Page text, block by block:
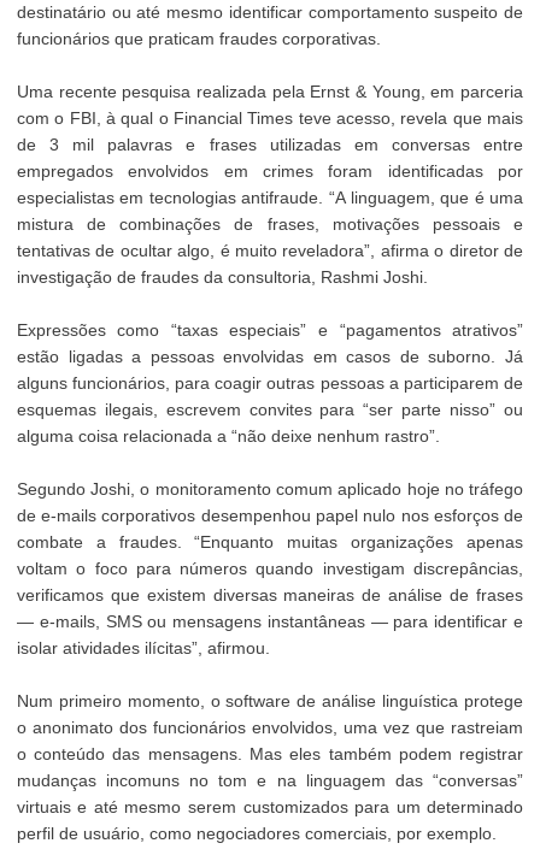
destinatário ou até mesmo identificar comportamento suspeito de
funcionários que praticam fraudes corporativas.
Uma recente pesquisa realizada pela Ernst & Young, em parceria
com o FBI, à qual o Financial Times teve acesso, revela que mais
de 3 mil palavras e frases utilizadas em conversas entre
empregados envolvidos em crimes foram identificadas por
especialistas em tecnologias antifraude. “A linguagem, que é uma
mistura de combinações de frases, motivações pessoais e
tentativas de ocultar algo, é muito reveladora”, afirma o diretor de
investigação de fraudes da consultoria, Rashmi Joshi.
Expressões como “taxas especiais” e “pagamentos atrativos”
estão ligadas a pessoas envolvidas em casos de suborno. Já
alguns funcionários, para coagir outras pessoas a participarem de
esquemas ilegais, escrevem convites para “ser parte nisso” ou
alguma coisa relacionada a “não deixe nenhum rastro”.
Segundo Joshi, o monitoramento comum aplicado hoje no tráfego
de e-mails corporativos desempenhou papel nulo nos esforços de
combate a fraudes. “Enquanto muitas organizações apenas
voltam o foco para números quando investigam discrepâncias,
verificamos que existem diversas maneiras de análise de frases
— e-mails, SMS ou mensagens instantâneas — para identificar e
isolar atividades ilícitas”, afirmou.
Num primeiro momento, o software de análise linguística protege
o anonimato dos funcionários envolvidos, uma vez que rastreiam
o conteúdo das mensagens. Mas eles também podem registrar
mudanças incomuns no tom e na linguagem das “conversas”
virtuais e até mesmo serem customizados para um determinado
perfil de usuário, como negociadores comerciais, por exemplo.